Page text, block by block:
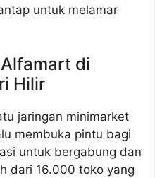
untuk melamar
di
Hilir
jaringan minimarket
membuka pintu bagi
untuk bergabung dan
dari 16.000 toko yang